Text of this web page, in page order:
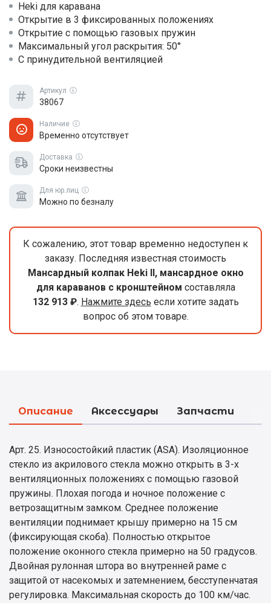
Heki для каравана
Открытие в 3 фиксированных положениях
Открытие с помощью газовых пружин
Максимальный угол раскрытия: 50°
С принудительной вентиляцией
Артикул
38067
Наличие
Временно отсутствует
Доставка
Сроки неизвестны
Для юр.лиц
Можно по безналу
К сожалению, этот товар временно недоступен к
заказу. Последняя известная стоимость
Мансардный колпак Heki II, мансардное окно
для караванов с кронштейном составляла
132 913 ₽. Нажмите здесь если хотите задать
вопрос об этом товаре.
Описание Аксессуары Запчасти
Арт. 25. Износостойкий пластик (ASA). Изоляционное
стекло из акрилового стекла можно открыть в 3-х
вентиляционных положениях с помощью газовой
пружины. Плохая погода и ночное положение с
ветрозащитным замком. Среднее положение
вентиляции поднимает крышу примерно на 15 см
(фиксирующая скоба). Полностью открытое
положение оконного стекла примерно на 50 градусов.
Двойная рулонная штора во внутренней раме с
защитой от насекомых и затемнением, бесступенчатая
регулировка. Максимальная скорость до 100 км/час.